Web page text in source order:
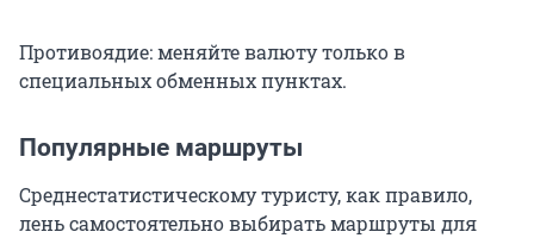
Противоядие: меняйте валюту только в
специальных обменных пунктах.
Популярные маршруты
Среднестатистическому туристу, как правило,
лень самостоятельно выбирать маршруты для